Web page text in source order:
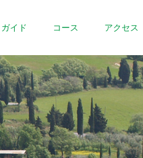
ガイド コース アクセス